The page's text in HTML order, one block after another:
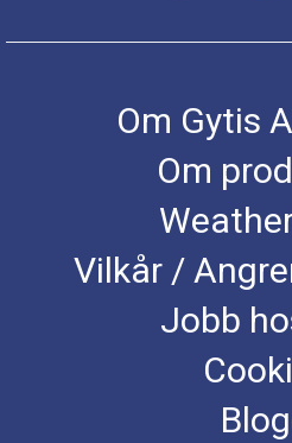
Om Gytis
Om
Vilkår /
Jobb